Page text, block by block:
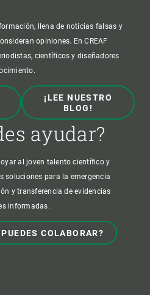
llena de noticias falsas y
opiniones. En CREAF
científicos y diseñadores
¡LEE NUESTRO
BLOG!
ayudar?
al joven talento científico y
soluciones para la emergencia
y transferencia de evidencias
informadas.
COLABORAR?